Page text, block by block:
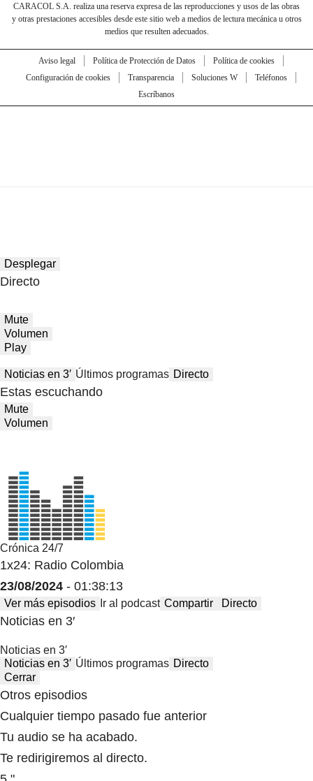
CARACOL S.A. realiza una reserva expresa de las reproducciones y usos de las obras
y otras prestaciones accesibles desde este sitio web a medios de lectura mecánica u otros
medios que resulten adecuados.
Aviso legal Política de Protección de Datos
Política de cookies
Configuración de cookies
Transparencia Soluciones W
Teléfonos
Escríbanos
Desplegar
Directo
Mute
Volumen
Play
Noticias en 3′ Últimos programas Directo
Estas escuchando
Mute
Volumen
Crónica 24/7
1x24: Radio Colombia
23/08/2024 - 01:38:13
Ver más episodios Ir al podcast Compartir Directo
Noticias en 3′
Noticias en 3′
Noticias en 3′ Últimos programas Directo
Cerrar
Otros episodios
Cualquier tiempo pasado fue anterior
Tu audio se ha acabado.
Te redirigiremos al directo.